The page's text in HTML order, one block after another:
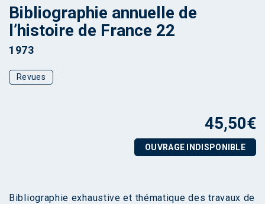
Bibliographie annuelle de
l’histoire de France 22
1973
Revues
45,50€
OUVRAGE INDISPONIBLE
Bibliographie exhaustive et thématique des travaux de